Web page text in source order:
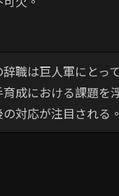
職は巨人軍にとっ
成における課題を
の対応が注目される。